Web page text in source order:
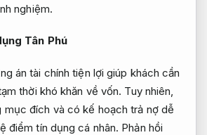
nghiệm.
Tân Phú
án tài chính tiện lợi giúp khách cần
thời khó khăn về vốn. Tuy nhiên,
mục đích và có kế hoạch trả nợ dễ
điểm tín dụng cá nhân. Phản hồi